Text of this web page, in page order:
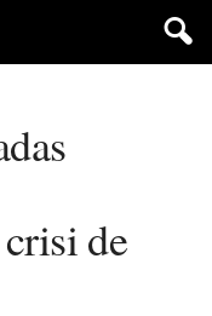
de